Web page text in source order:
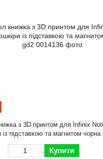
з 3D принтом для Infinix
із підставкою та магнитом чорна
Купити